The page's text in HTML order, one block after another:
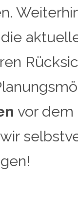
vor dem